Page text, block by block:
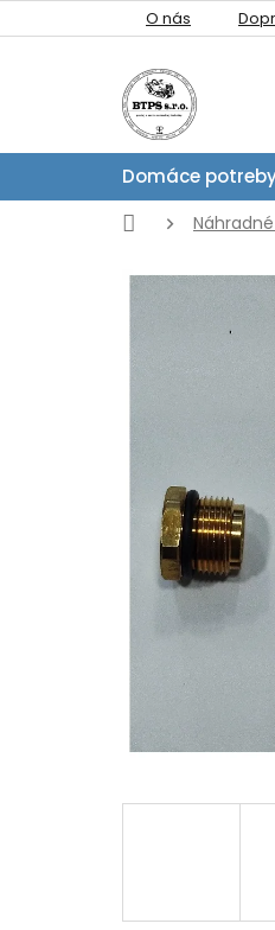
na
O nás
Domáce
Domov